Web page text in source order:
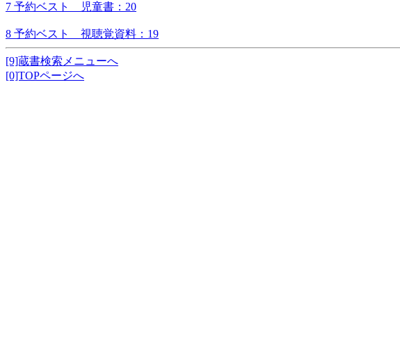
7 予約ベスト 児童書：20
8 予約ベスト 視聴覚資料：19
[9]蔵書検索メニューへ
[0]TOPページへ